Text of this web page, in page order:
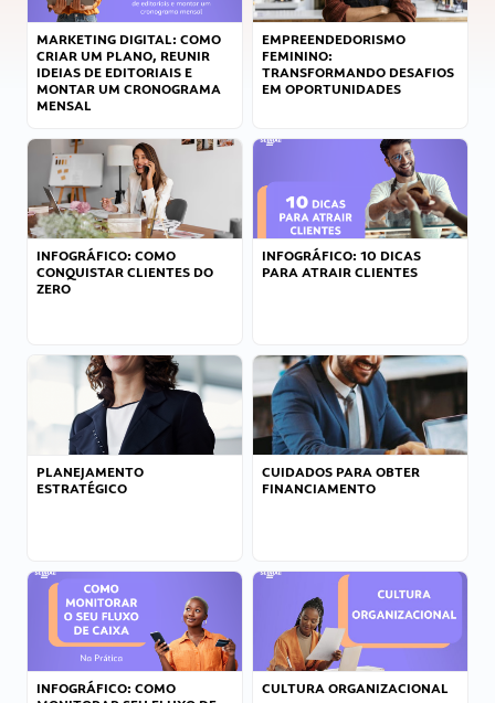
MARKETING DIGITAL: COMO
CRIAR UM PLANO, REUNIR
IDEIAS DE EDITORIAIS E
MONTAR UM CRONOGRAMA
MENSAL
EMPREENDEDORISMO
FEMININO:
TRANSFORMANDO DESAFIOS
EM OPORTUNIDADES
INFOGRÁFICO: COMO
CONQUISTAR CLIENTES DO
ZERO
INFOGRÁFICO: 10 DICAS
PARA ATRAIR CLIENTES
PLANEJAMENTO
ESTRATÉGICO
CUIDADOS PARA OBTER
FINANCIAMENTO
INFOGRÁFICO: COMO
CULTURA ORGANIZACIONAL